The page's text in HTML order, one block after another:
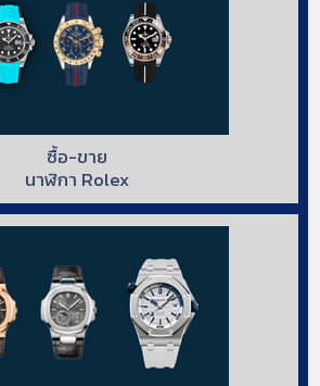
ซื้อ-ขาย
นาฬิกา Rolex